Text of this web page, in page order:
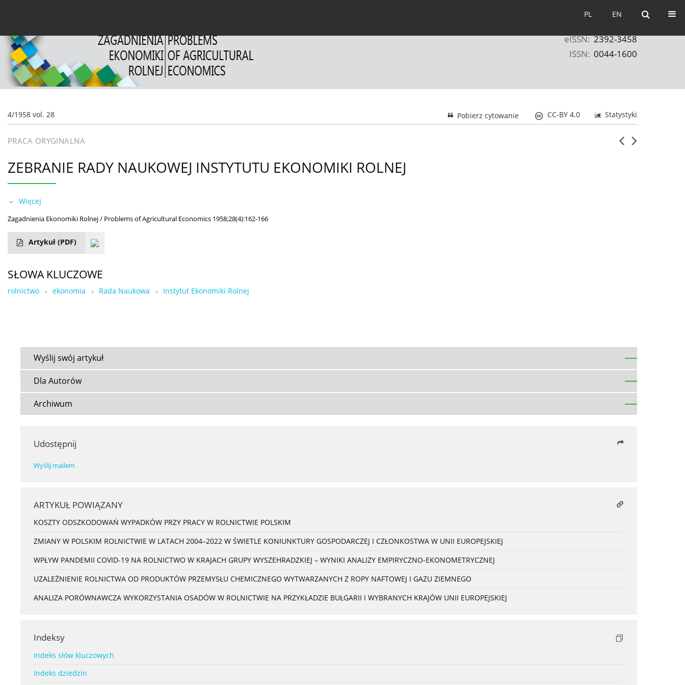
EN
PL EN
PL
eISSN: 2392-3458
ISSN: 0044-1600
4/1958 vol. 28 Statystyki
CC-BY 4.0
Pobierz cytowanie
PRACA ORYGINALNA
ZEBRANIE RADY NAUKOWEJ INSTYTUTU EKONOMIKI ROLNEJ
Więcej
Zagadnienia Ekonomiki Rolnej / Problems of Agricultural Economics 1958;28(4):162-166
Artykuł (PDF)
SŁOWA KLUCZOWE
rolnictwo ekonomia Rada Naukowa Instytut Ekonomiki Rolnej
Wyślij swój artykuł
Dla Autorów
Archiwum
Udostępnij
Wyślij mailem
ARTYKUŁ POWIĄZANY
KOSZTY ODSZKODOWAŃ WYPADKÓW PRZY PRACY W ROLNICTWIE POLSKIM
ZMIANY W POLSKIM ROLNICTWIE W LATACH 2004–2022 W ŚWIETLE KONIUNKTURY GOSPODARCZEJ I CZŁONKOSTWA W UNII EUROPEJSKIEJ
WPŁYW PANDEMII COVID-19 NA ROLNICTWO W KRAJACH GRUPY WYSZEHRADZKIEJ – WYNIKI ANALIZY EMPIRYCZNO-EKONOMETRYCZNEJ
UZALEŻNIENIE ROLNICTWA OD PRODUKTÓW PRZEMYSŁU CHEMICZNEGO WYTWARZANYCH Z ROPY NAFTOWEJ I GAZU ZIEMNEGO
ANALIZA PORÓWNAWCZA WYKORZYSTANIA OSADÓW W ROLNICTWIE NA PRZYKŁADZIE BUŁGARII I WYBRANYCH KRAJÓW UNII EUROPEJSKIEJ
Indeksy
Indeks słów kluczowych
Indeks dziedzin